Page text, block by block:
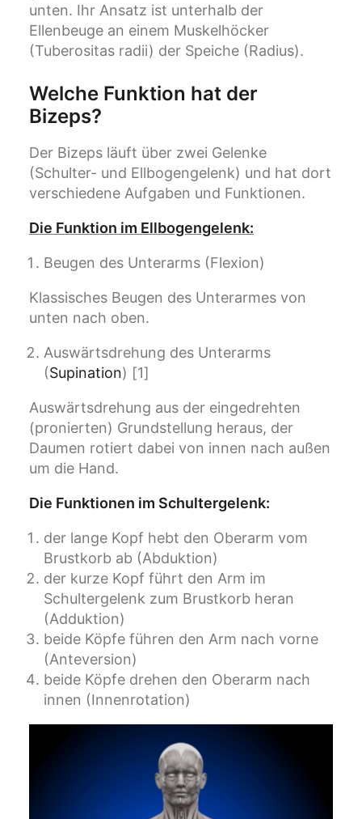
unten. Ihr Ansatz ist unterhalb der
Ellenbeuge an einem Muskelhöcker
(Tuberositas radii) der Speiche (Radius).
Welche Funktion hat der
Bizeps?
Der Bizeps läuft über zwei Gelenke
(Schulter- und Ellbogengelenk) und hat dort
verschiedene Aufgaben und Funktionen.
Die Funktion im Ellbogengelenk:
Beugen des Unterarms (Flexion)
Klassisches Beugen des Unterarmes von
unten nach oben.
Auswärtsdrehung des Unterarms
(Supination) [1]
Auswärtsdrehung aus der eingedrehten
(pronierten) Grundstellung heraus, der
Daumen rotiert dabei von innen nach außen
um die Hand.
Die Funktionen im Schultergelenk:
der lange Kopf hebt den Oberarm vom
Brustkorb ab (Abduktion)
der kurze Kopf führt den Arm im
Schultergelenk zum Brustkorb heran
(Adduktion)
beide Köpfe führen den Arm nach vorne
(Anteversion)
beide Köpfe drehen den Oberarm nach
innen (Innenrotation)